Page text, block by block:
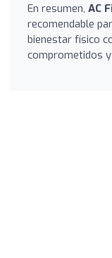
En resumen, AC
recomendable
bienestar físico
comprometidos